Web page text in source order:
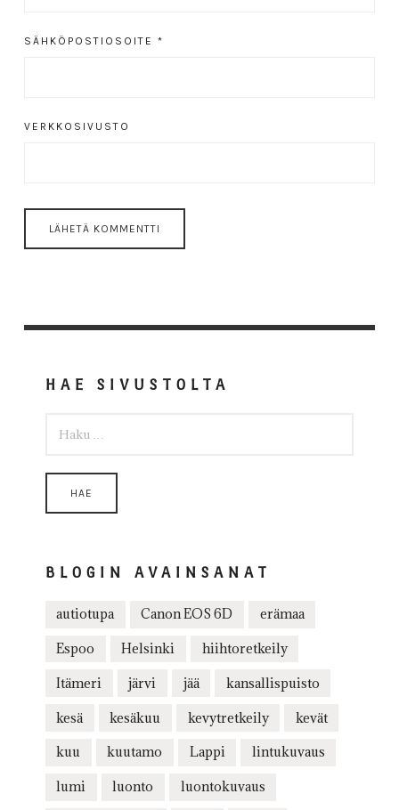
SÄHKÖPOSTIOSOITE *
VERKKOSIVUSTO
HAE SIVUSTOLTA
BLOGIN AVAINSANAT
autiotupa Canon EOS 6D erämaa
Espoo Helsinki hiihtoretkeily
Itämeri järvi jää kansallispuisto
kesä kesäkuu kevytretkeily kevät
kuu kuutamo Lappi lintukuvaus
lumi luonto luontokuvaus